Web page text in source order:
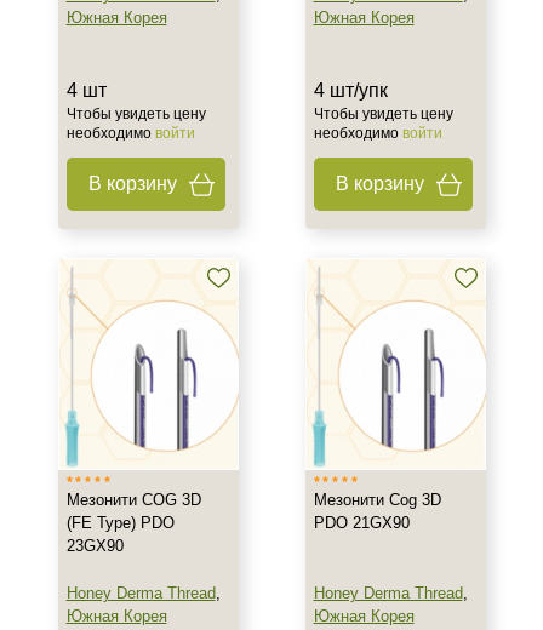
Южная Корея
4 шт
Чтобы увидеть цену
необходимо войти
В корзину
Южная Корея
4 шт/упк
Чтобы увидеть цену
необходимо войти
В корзину
Мезонити COG 3D
(FE Type) PDO
23GX90
Honey Derma Thread,
Южная Корея
Мезонити Cog 3D
PDO 21GX90
Honey Derma Thread,
Южная Корея
Не показывать предложение о консультации
+7 (495) 640-58-89
+7 (929) 933-09-89